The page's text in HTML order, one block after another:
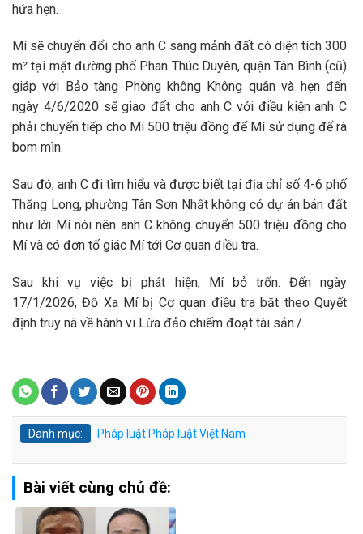
hứa hẹn.
Mí sẽ chuyển đổi cho anh C sang mảnh đất có diện tích 300
m² tại mặt đường phố Phan Thúc Duyên, quận Tân Bình (cũ)
giáp với Bảo tàng Phòng không Không quân và hẹn đến
ngày 4/6/2020 sẽ giao đất cho anh C với điều kiện anh C
phải chuyển tiếp cho Mí 500 triệu đồng để Mí sử dụng để rà
bom mìn.
Sau đó, anh C đi tìm hiểu và được biết tại địa chỉ số 4-6 phố
Thăng Long, phường Tân Sơn Nhất không có dự án bán đất
như lời Mí nói nên anh C không chuyển 500 triệu đồng cho
Mí và có đơn tố giác Mí tới Cơ quan điều tra.
Sau khi vụ việc bị phát hiện, Mí bỏ trốn. Đến ngày
17/1/2026, Đỗ Xa Mí bị Cơ quan điều tra bắt theo Quyết
định truy nã về hành vi Lừa đảo chiếm đoạt tài sản./.
Danh mục: Pháp luật Pháp luật Việt Nam
Bài viết cùng chủ đề: